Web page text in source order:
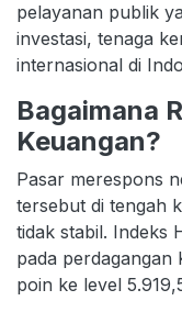
pelayanan publik
investasi, tenaga
internasional di
Bagaimana
Keuangan?
Pasar merespons
tersebut di tengah
tidak stabil. Indeks
pada perdagangan
poin ke level